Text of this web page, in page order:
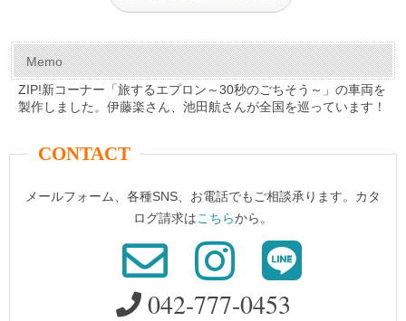
k
Memo
ZIP!新コーナー「旅するエプロン～30秒のごちそう～」の車両を
製作しました。伊藤楽さん、池田航さんが全国を巡っています！
CONTACT
メールフォーム、各種SNS、お電話でもご相談承ります。カタ
ログ請求はこちらから。
042-777-0453